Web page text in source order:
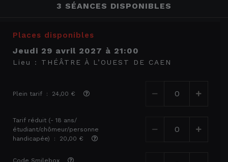
3 SÉANCES DISPONIBLES
Places disponibles
jeudi 29 avril 2027 à 21:00
Lieu : THÉÂTRE À L’OUEST DE CAEN
Plein tarif : 24,00 €
Tarif réduit (- 18 ans/
étudiant/chômeur/personne
handicapée) : 20,00 €
Code Smilebox